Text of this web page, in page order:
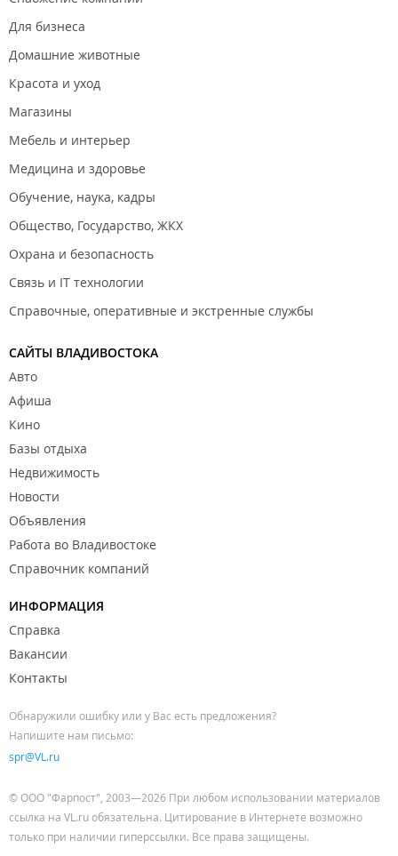
Для бизнеса
Домашние животные
Красота и уход
Магазины
Мебель и интерьер
Медицина и здоровье
Обучение, наука, кадры
Общество, Государство, ЖКХ
Охрана и безопасность
Связь и IT технологии
Справочные, оперативные и экстренные службы
САЙТЫ ВЛАДИВОСТОКА
Авто
Афиша
Кино
Базы отдыха
Недвижимость
Новости
Объявления
Работа во Владивостоке
Справочник компаний
ИНФОРМАЦИЯ
Справка
Вакансии
Контакты
Обнаружили ошибку или у Вас есть предложения?
Напишите нам письмо:
spr@VL.ru
© ООО "Фарпост", 2003—2026 При любом использовании материалов
ссылка на VL.ru обязательна. Цитирование в Интернете возможно
только при наличии гиперссылки. Все права защищены.